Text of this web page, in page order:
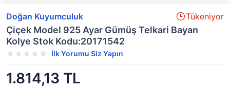
Doğan Kuyumculuk Tükeniyor
Çiçek Model 925 Ayar Gümüş Telkari Bayan
Kolye Stok Kodu:20171542
İlk Yorumu Siz Yapın
1.814,13 TL